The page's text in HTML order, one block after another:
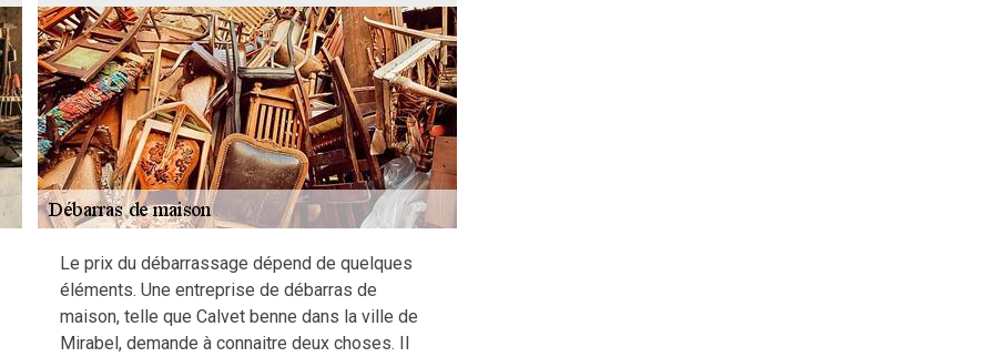
Le prix du débarrassage dépend de quelques
éléments. Une entreprise de débarras de
maison, telle que Calvet benne dans la ville de
Mirabel, demande à connaitre deux choses. Il